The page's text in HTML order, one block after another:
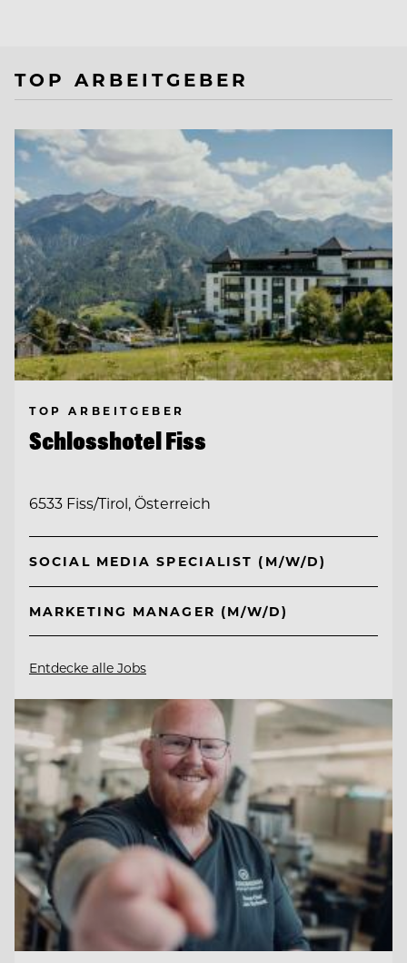
TOP ARBEITGEBER
TOP ARBEITGEBER
Schlosshotel Fiss
6533 Fiss/Tirol, Österreich
SOCIAL MEDIA SPECIALIST (M/W/D)
MARKETING MANAGER (M/W/D)
Entdecke alle Jobs